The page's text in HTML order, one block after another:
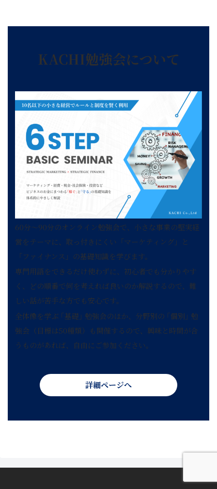
KACHI勉強会について
60分～90分のオンライン勉強会で、小さな事業の堅実経
営をテーマに、取っ付きにくい「マーケティング」と
「ファイナンス」の基礎知識を学びます。
専門用語をできるだけ使わずに、初心者でも分かりやす
く、どの順番で何を考えれば良いのか解説するので、難
しい話が苦手な方でも安心です。
全体像を学ぶ ｢基礎｣ 勉強会のほか、分野別の ｢個別｣ 勉
強会（目標は50種類）も開催するので、興味と時間が合
うものがあれば、自由にご参加ください。
詳細ページへ